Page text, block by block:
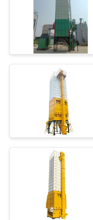
MAPA
POLÍTICA
PRIVACIDADE
grãos